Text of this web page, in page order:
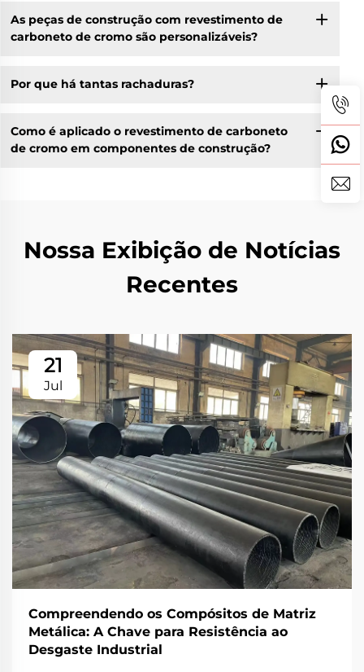
As peças de construção com revestimento de
carboneto de cromo são personalizáveis?
Por que há tantas rachaduras?
Como é aplicado o revestimento de carboneto
de cromo em componentes de construção?
Nossa Exibição de Notícias
Recentes
21
Jul
Compreendendo os Compósitos de Matriz
Metálica: A Chave para Resistência ao
Desgaste Industrial